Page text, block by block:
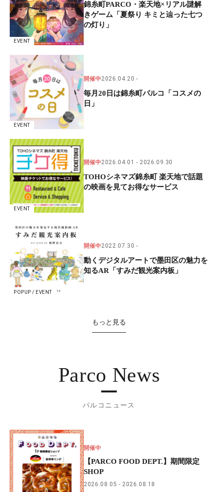
EVENT
錦糸町PARCO・楽天地×リアル謎解
きゲーム「夏祭り キミと辿った七つ
の灯り」
EVENT
開催中2026.04.20
毎月20日は錦糸町パルコ「コスメの
日」
EVENT
開催中2026.04.01 2026.09.30
TOHOシネマズ錦糸町 楽天地で話題
の映画を見てお得なサービス
POPUP / EVENT
開催中2022.07.30
動くデジタルアートで墨田区の魅力を
知るAR「すみだ観光案内板」
もっと見る
Parco News
パルコニュース
開催中
【PARCO FOOD DEPT.】期間限定
SHOP
2026.08.05 2026.08.18